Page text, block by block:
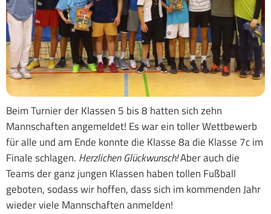
Beim Turnier der Klassen 5 bis 8 hatten sich zehn
Mannschaften angemeldet! Es war ein toller Wettbewerb
für alle und am Ende konnte die Klasse 8a die Klasse 7c im
Finale schlagen. Herzlichen Glückwunsch!Aber auch die
Teams der ganz jungen Klassen haben tollen Fußball
geboten, sodass wir hoffen, dass sich im kommenden Jahr
wieder viele Mannschaften anmelden!